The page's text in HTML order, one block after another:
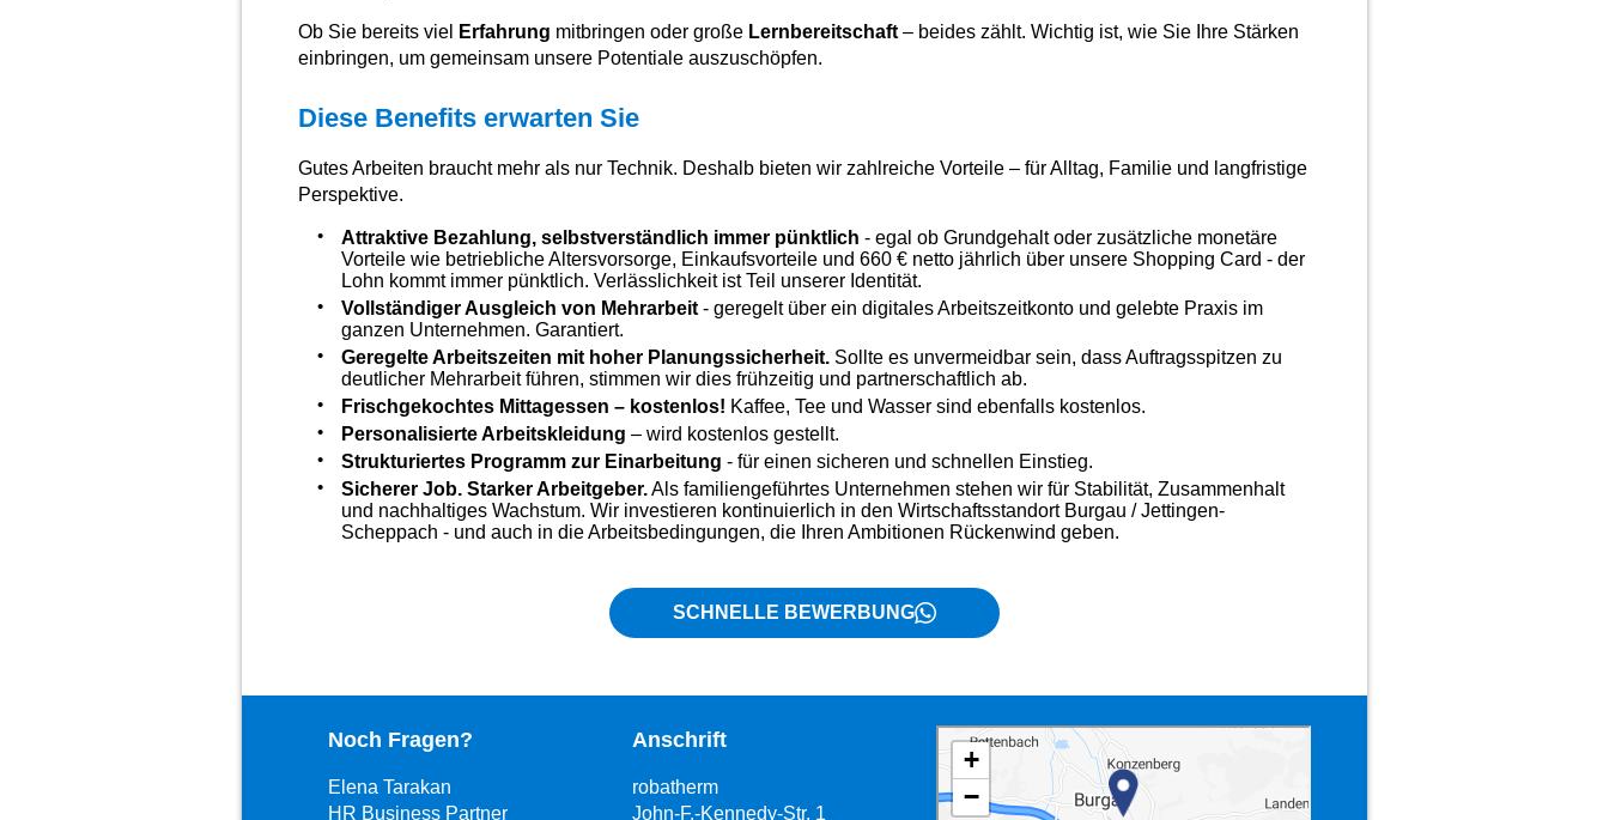
Ob Sie bereits viel Erfahrung mitbringen oder große Lernbereitschaft – beides zählt. Wichtig ist, wie Sie Ihre Stärken
einbringen, um gemeinsam unsere Potentiale auszuschöpfen.
Diese Benefits erwarten Sie
Gutes Arbeiten braucht mehr als nur Technik. Deshalb bieten wir zahlreiche Vorteile – für Alltag, Familie und langfristige
Perspektive.
Attraktive Bezahlung, selbstverständlich immer pünktlich - egal ob Grundgehalt oder zusätzliche monetäre
Vorteile wie betriebliche Altersvorsorge, Einkaufsvorteile und 660 € netto jährlich über unsere Shopping Card - der
Lohn kommt immer pünktlich. Verlässlichkeit ist Teil unserer Identität.
Vollständiger Ausgleich von Mehrarbeit - geregelt über ein digitales Arbeitszeitkonto und gelebte Praxis im
ganzen Unternehmen. Garantiert.
Geregelte Arbeitszeiten mit hoher Planungssicherheit. Sollte es unvermeidbar sein, dass Auftragsspitzen zu
deutlicher Mehrarbeit führen, stimmen wir dies frühzeitig und partnerschaftlich ab.
Frischgekochtes Mittagessen – kostenlos! Kaffee, Tee und Wasser sind ebenfalls kostenlos.
Personalisierte Arbeitskleidung – wird kostenlos gestellt.
Strukturiertes Programm zur Einarbeitung - für einen sicheren und schnellen Einstieg.
Sicherer Job. Starker Arbeitgeber.Als familiengeführtes Unternehmen stehen wir für Stabilität, Zusammenhalt
und nachhaltiges Wachstum. Wir investieren kontinuierlich in den Wirtschaftsstandort Burgau / Jettingen-
Scheppach - und auch in die Arbeitsbedingungen, die Ihren Ambitionen Rückenwind geben.
SCHNELLE BEWERBUNG
Noch Fragen?
Elena Tarakan
HR Business Partner
Anschrift
robatherm
John-F.-Kennedy-Str. 1